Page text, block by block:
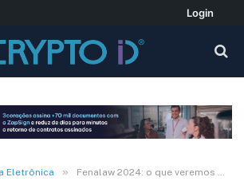
Login
Eletrônica » Fenalaw 2024: o que veremos sobre assinatura digital no evento